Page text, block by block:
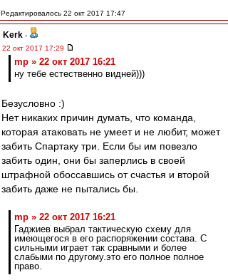
Редактировалось 22 окт 2017 17:47
Kerk -
22 окт 2017 17:29
mp » 22 окт 2017 16:21
ну тебе естественно видней)))
Безусловно :)
Нет никаких причин думать, что команда,
которая атаковать не умеет и не любит, может
забить Спартаку три. Если бы им повезло
забить один, они бы заперлись в своей
штрафной обоссавшись от счастья и второй
забить даже не пытались бы.
mp » 22 окт 2017 16:21
Гаджиев выбрал тактическую схему для
имеющегося в его распоряжении состава. С
сильными играет так сравными и более
слабыми по другому.это его полное полное
право.